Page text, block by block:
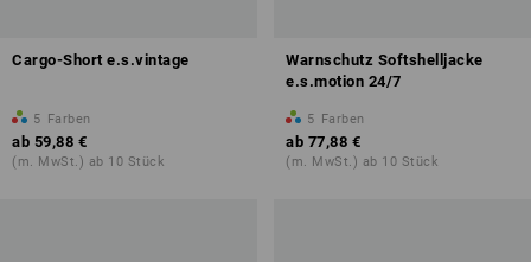
Cargo-Short e.s.vintage
5 Farben
ab 59,88 €
(m. MwSt.) ab 10 Stück
Warnschutz Softshelljacke
e.s.motion 24/7
5 Farben
ab 77,88 €
(m. MwSt.) ab 10 Stück